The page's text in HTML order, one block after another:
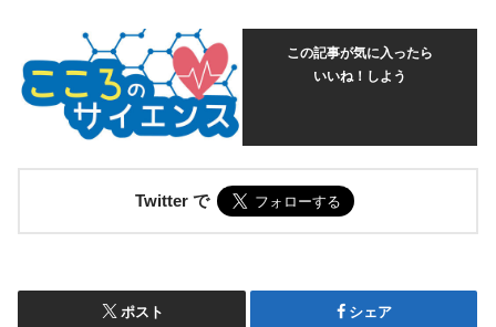
この記事が気に入ったら
いいね！しよう
Twitter で
ポスト シェア